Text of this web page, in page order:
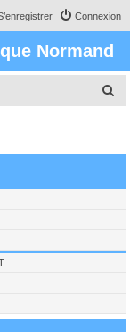
Connexion
Normand
h